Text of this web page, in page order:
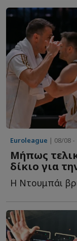
Euroleague | 08/08 -
Μήπως
δίκιο για